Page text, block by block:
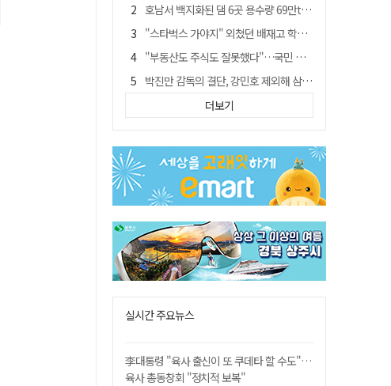
호남서 백지화된 댐 6곳 용수량 69만t… 반도체 클러스터 필요량 넘는다
"스타벅스 가야지" 외쳤던 배재고 학생 2명, 결국 중징계
"부동산도 주식도 잘못했다"…국민 절반 이상, 정부 경제정책 '부정'
박진만 감독의 결단, 강민호 제외해 삼성 라이온즈에 긴장감 불어 넣어
국민 10명 중 6명 "검찰 보완수사권 필요"…민주당 지지층도 53.8%
[전통시장 재개발사업] 신천시장 재개발, 준공 후에도 소송전
[저출산·고령화 그늘] 구미시 "40만명 사수" 고령군 "3만명대 회복"
안동-사가에, "50년 우정 넘어 미래 50년 함께 연다"
더보기
실시간 주요뉴스
李대통령 "육사 출신이 또 쿠데타 할 수도"…
육사 총동창회 "정치적 보복"